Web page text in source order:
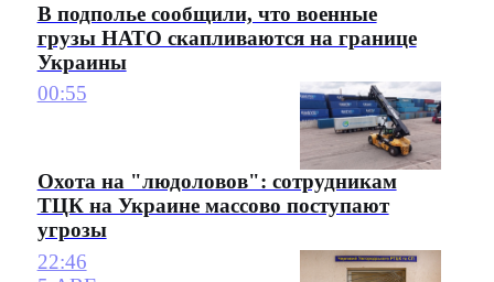
В подполье сообщили, что военные
грузы НАТО скапливаются на границе
Украины
00:55
Охота на "людоловов": сотрудникам
ТЦК на Украине массово поступают
угрозы
22:46